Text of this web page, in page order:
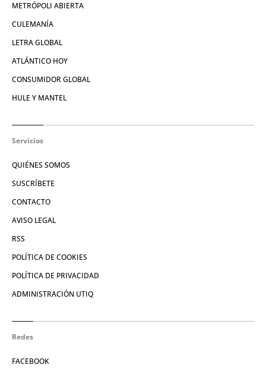
METRÓPOLI ABIERTA
CULEMANÍA
LETRA GLOBAL
ATLÁNTICO HOY
CONSUMIDOR GLOBAL
HULE Y MANTEL
Servicios
QUIÉNES SOMOS
SUSCRÍBETE
CONTACTO
AVISO LEGAL
RSS
POLÍTICA DE COOKIES
POLÍTICA DE PRIVACIDAD
ADMINISTRACIÓN UTIQ
Redes
FACEBOOK